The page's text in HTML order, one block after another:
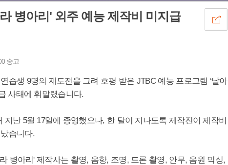
병아리' 외주 예능 제작비 미지급
송고
습생 9명의 재도전을 그려 호평 받은 JTBC 예능 프로그램 ‘날아
사태에 휘말렸습니다.
지난 5월 17일에 종영했으나, 한 달이 지나도록 제작진이 제작비
습니다.
병아리' 제작사는 촬영, 음향, 조명, 드론 촬영, 안무, 음원 믹싱,